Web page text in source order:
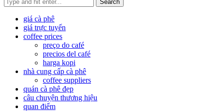
Search
giá cà phê
giá trực tuyến
coffee prices
preço do café
precios del café
harga kopi
nhà cung cấp cà phê
coffee suppliers
quán cà phê đẹp
câu chuyện thương hiệu
quan điểm